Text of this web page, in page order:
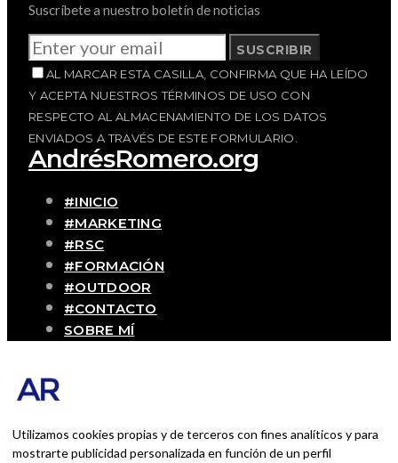
Suscríbete a nuestro boletín de noticias
SUSCRIBIR
AL MARCAR ESTA CASILLA, CONFIRMA QUE HA LEÍDO
Y ACEPTA NUESTROS TÉRMINOS DE USO CON
RESPECTO AL ALMACENAMIENTO DE LOS DATOS
ENVIADOS A TRAVÉS DE ESTE FORMULARIO.
AndrésRomero.org
#INICIO
#MARKETING
#RSC
#FORMACIÓN
#OUTDOOR
#CONTACTO
SOBRE MÍ
Romero. Experiencias personales y
con lo que hace cada día
Utilizamos cookies propias y de terceros con fines analíticos y para
mostrarte publicidad personalizada en función de un perfil